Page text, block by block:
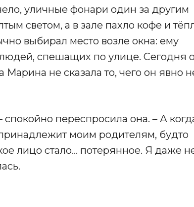
уличные фонари один за другим
светом, а в зале пахло кофе и
выбирал место возле окна: ему
людей, спешащих по улице. Сегодня
не сказала то, чего он явно
спокойно переспросила она. – А
моим родителям, будто
лицо стало… потерянное. Я даже